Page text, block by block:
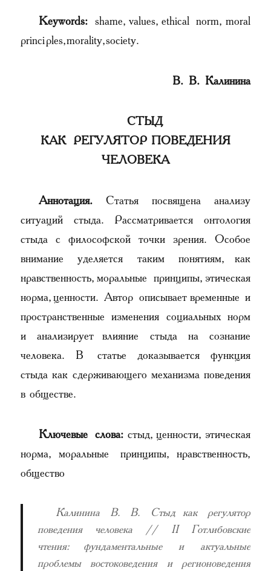
Keywords: shame, values, ethical norm, moral
principles, morality, society.
В. В. Калинина
СТЫД
КАК РЕГУЛЯТОР ПОВЕДЕНИЯ
ЧЕЛОВЕКА
Аннотация.Статья посвящена анализу
ситуаций стыда. Рассматривается онтология
стыда с философской точки зрения. Особое
внимание уделяется таким понятиям, как
нравственность, моральные принципы, этическая
норма, ценности. Автор описывает временные и
пространственные изменения социальных норм
и анализирует влияние стыда на сознание
человека. В статье доказывается функция
стыда как сдерживающего механизма поведения
в обществе.
Ключевые слова: стыд, ценности, этическая
норма, моральные принципы, нравственность,
общество
Калинина В. В. Стыд как регулятор
поведения человека // II Готлибовские
чтения: фундаментальные и актуальные
проблемы востоковедения и регионоведения